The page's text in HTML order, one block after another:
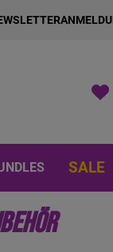
SALE